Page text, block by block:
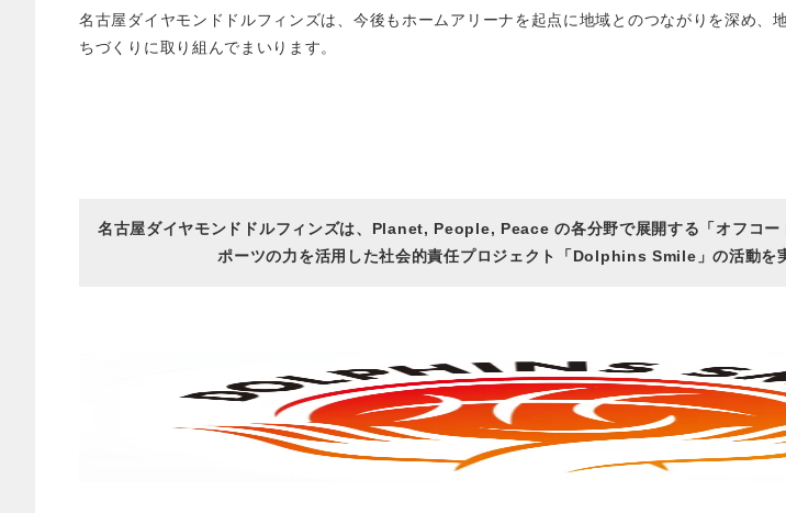
名古屋ダイヤモンドドルフィンズは、今後もホームアリーナを起点に地域とのつながりを深め、
ちづくりに取り組んでまいります。
名古屋ダイヤモンドドルフィンズは、Planet, People, Peace の各分野で展開する「オフコー
ポーツの力を活用した社会的責任プロジェクト「Dolphins Smile」の活動を